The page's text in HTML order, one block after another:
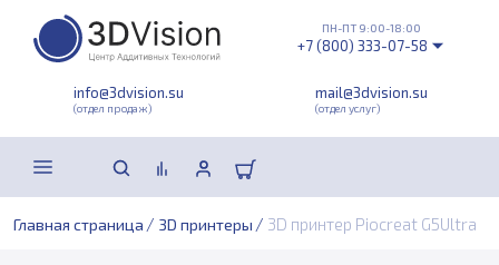
info@3dvision.su
(отдел продаж)
mail@3dvision.su
(отдел услуг)
ПН-ПТ 9:00-18:00
+7 (800) 333-07-58
Главная страница / 3D принтеры / 3D принтер Piocreat G5Ultra